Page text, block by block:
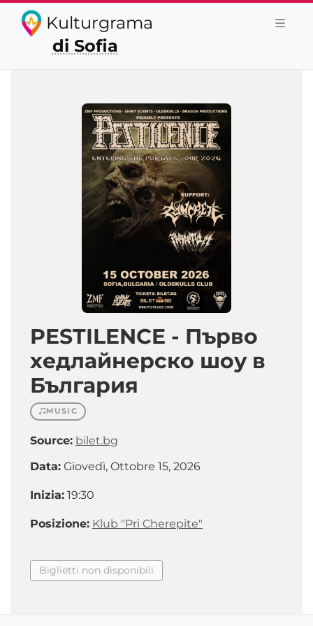
Kulturgrama
di Sofia
PESTILENCE - Първо
хедлайнерско шоу в
България
MUSIC
Source: bilet.bg
Data: Giovedì, Ottobre 15, 2026
Inizia: 19:30
Posizione: Klub "Pri Cherepite"
Biglietti non disponibili